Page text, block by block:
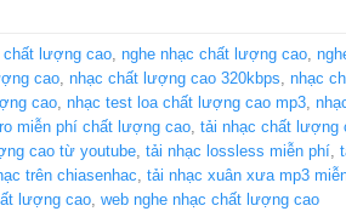
chất lượng cao nghe nhạc chất lượng cao
cao nhạc chất lượng cao 320kbps nhạc
cao nhạc test loa chất lượng cao mp3
miễn phí chất lượng cao tải nhạc chất lượng
cao từ youtube tải nhạc lossless miễn phí
trên chiasenhac tải nhạc xuân xưa mp3
lượng cao web nghe nhạc chất lượng cao